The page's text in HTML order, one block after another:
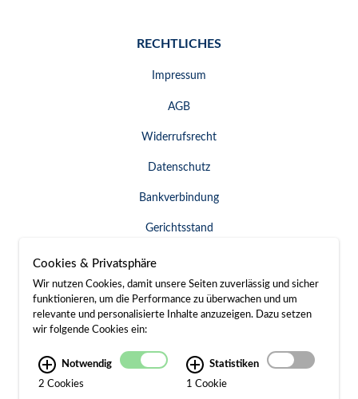
RECHTLICHES
Impressum
AGB
Widerrufsrecht
Datenschutz
Bankverbindung
Gerichtsstand
Widerruf erklären
SERVICE & KONTAKT
Besuch / Anfahrt
Kontakt
Cookies & Privatsphäre
Wir nutzen Cookies, damit unsere Seiten zuverlässig und sicher
funktionieren, um die Performance zu überwachen und um
relevante und personalisierte Inhalte anzuzeigen. Dazu setzen
wir folgende Cookies ein:
Notwendig
2 Cookies
Statistiken
1 Cookie